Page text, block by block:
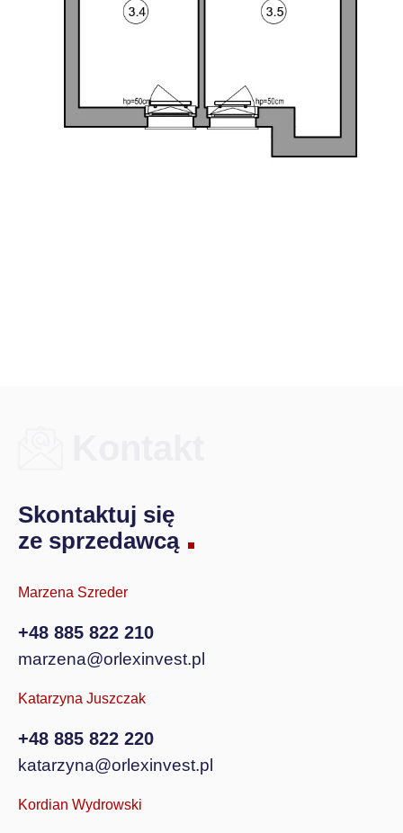
Skontaktuj się
ze sprzedawcą
Marzena Szreder
+48 885 822 210
marzena@orlexinvest.pl
Katarzyna Juszczak
+48 885 822 220
katarzyna@orlexinvest.pl
Kordian Wydrowski